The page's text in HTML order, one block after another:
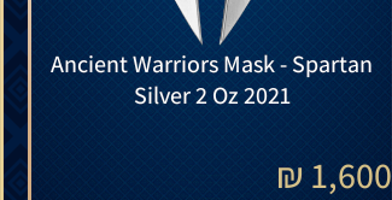
Ancient Warriors Mask - Spartan
Silver 2 Oz 2021
1,600
₪